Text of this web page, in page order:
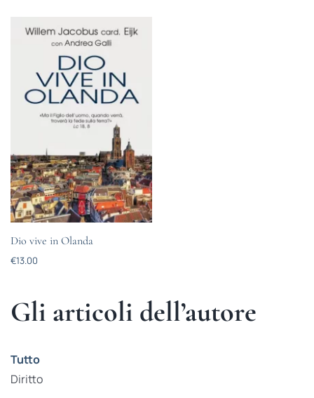
Dio vive in Olanda
€13.00
Gli articoli dell’autore
Tutto
Diritto